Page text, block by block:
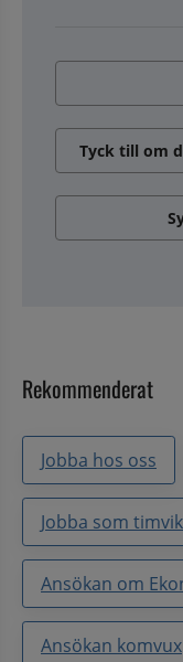
Tyck till om
Rekommenderat
Jobba hos oss
Jobba som
Ansökan om
Ansökan komvux